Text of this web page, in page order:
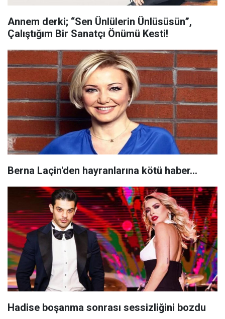
Annem derki; “Sen Ünlülerin Ünlüsüsün”,
Çalıştığım Bir Sanatçı Önümü Kesti!
Berna Laçin'den hayranlarına kötü haber...
Hadise boşanma sonrası sessizliğini bozdu